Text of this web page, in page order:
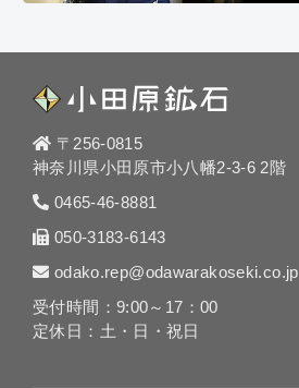
〒256-0815
神奈川県小田原市小八幡2-3-6 2階
0465-46-8881
050-3183-6143
odako.rep@odawarakoseki.co.jp
受付時間：9:00～17：00
定休日：土・日・祝日